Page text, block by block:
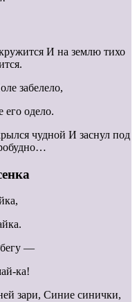
И на землю тихо
забелело,
одело.
чудной И заснул под
—
ка!
зари, Синие синички,